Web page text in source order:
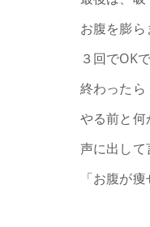
お腹を膨ら
３回でOKで
終わったら
やる前と何
声に出して
「お腹が